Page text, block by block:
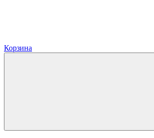
Корзина